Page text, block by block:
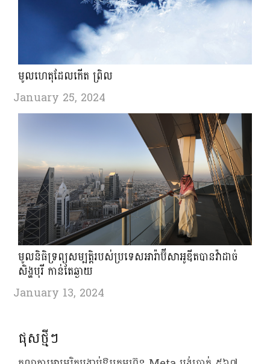
មូលហេតុដែលកើត​ ព្រិល
January 25, 2024
មូលនិធិទ្រព្យសម្បត្តិរបស់ប្រទេសអារ៉ាប៊ីសាអូឌីតបានវ៉ាដាច់
សិង្ហបុរី កាន់តែឆ្ងាយ
January 13, 2024
ផុសថ្មីៗ